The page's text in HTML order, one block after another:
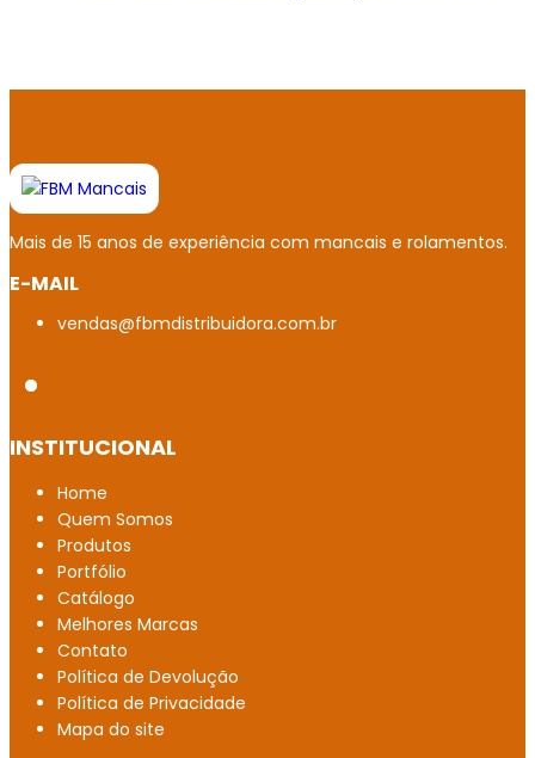
Rolamento de alta precisão em Belém
Mancais NSK em Minas Gerais
Rolamento em inox distribuidor
Rolamento com garantia em Belém
Mancal FBM
Mais de 15 anos de experiência com mancais e rolamentos.
E-MAIL
vendas@fbmdistribuidora.com.br
INSTITUCIONAL
Home
Quem Somos
Produtos
Portfólio
Catálogo
Melhores Marcas
Contato
Política de Devolução
Política de Privacidade
Mapa do site